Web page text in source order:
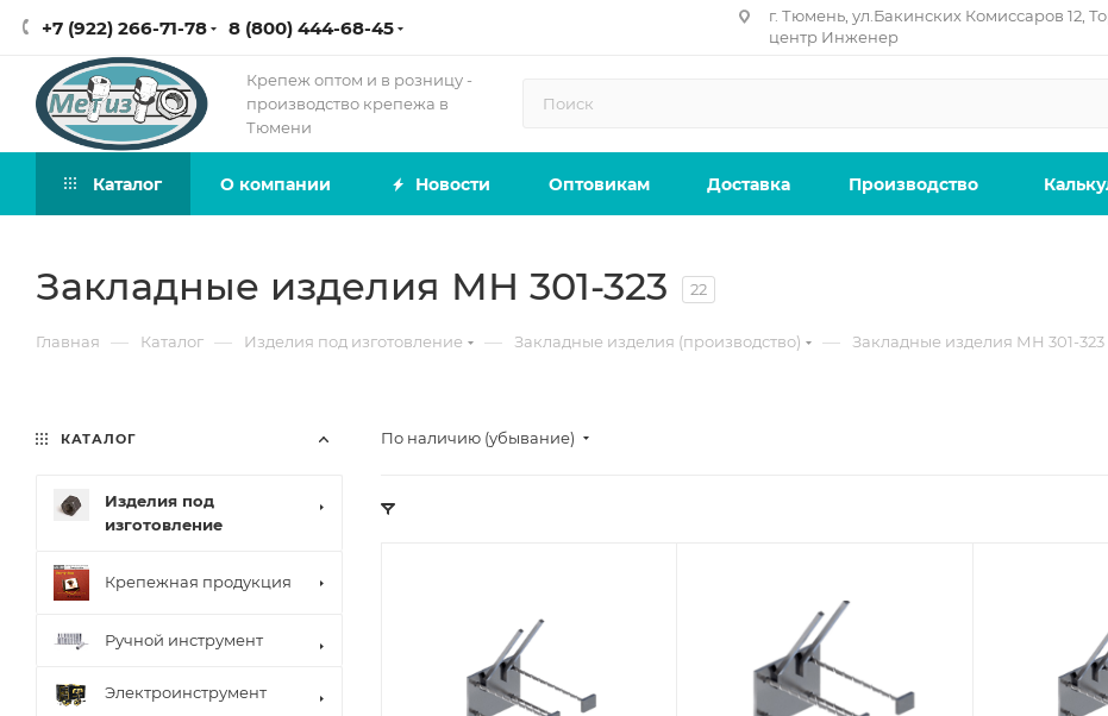
+7 (922) 266-71-78 8 (800) 444-68-45
г. Тюмень, ул.Бакинских Комиссаров 12,
центр Инженер
Крепеж оптом и в розницу -
производство крепежа в
Тюмени
Каталог О компании Новости Оптовикам Доставка Производство
Закладные изделия МН 301-323 22
Главная — Каталог — Изделия под изготовление — Закладные изделия (производство) — Закладные изделия МН 301-323
По наличию (убывание)
КАТАЛОГ
Изделия под
изготовление
Крепежная продукция
Ручной инструмент
Электроинструмент